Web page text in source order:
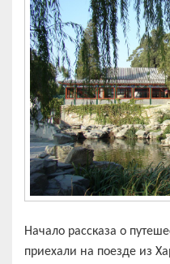
Начало рассказа о
приехали на поезде из